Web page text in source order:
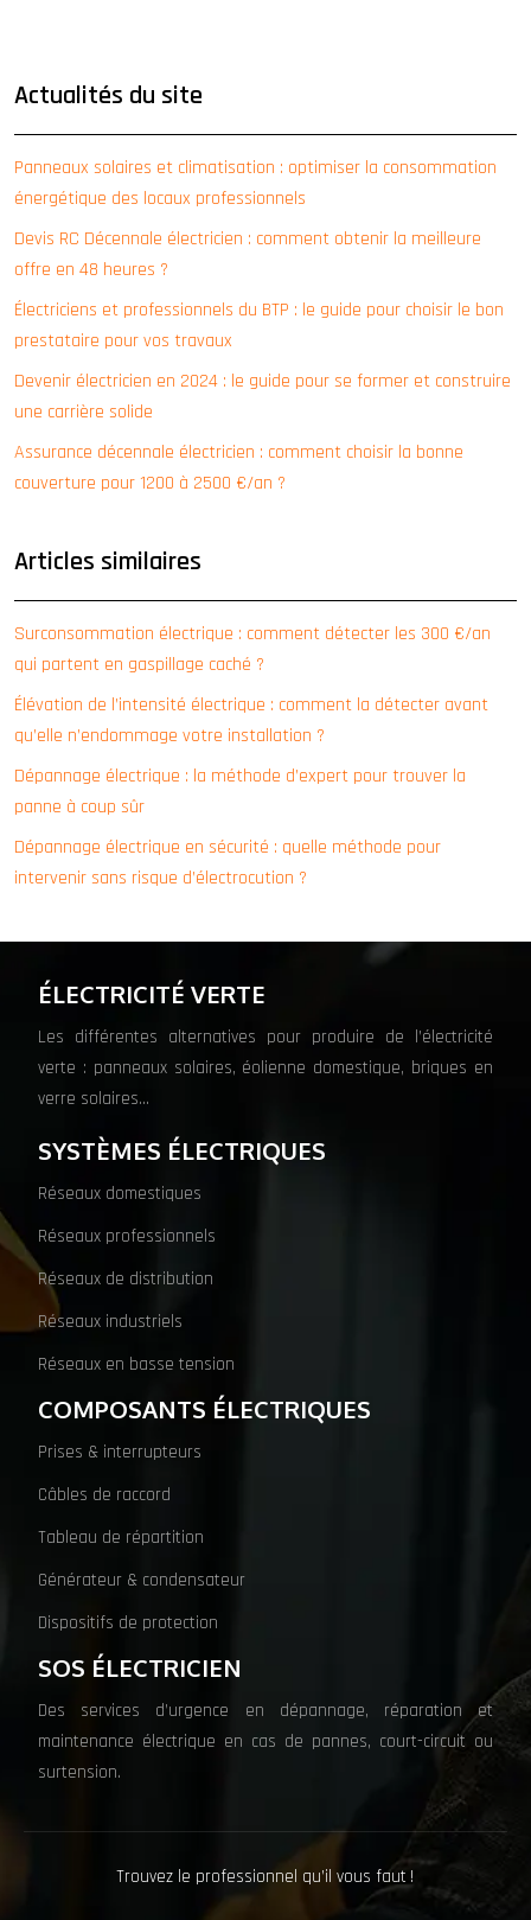
Actualités du site
Panneaux solaires et climatisation : optimiser la consommation
énergétique des locaux professionnels
Devis RC Décennale électricien : comment obtenir la meilleure
offre en 48 heures ?
Électriciens et professionnels du BTP : le guide pour choisir le bon
prestataire pour vos travaux
Devenir électricien en 2024 : le guide pour se former et construire
une carrière solide
Assurance décennale électricien : comment choisir la bonne
couverture pour 1200 à 2500 €/an ?
Articles similaires
Surconsommation électrique : comment détecter les 300 €/an
qui partent en gaspillage caché ?
Élévation de l’intensité électrique : comment la détecter avant
qu’elle n’endommage votre installation ?
Dépannage électrique : la méthode d’expert pour trouver la
panne à coup sûr
Dépannage électrique en sécurité : quelle méthode pour
intervenir sans risque d’électrocution ?
ÉLECTRICITÉ VERTE
Les différentes alternatives pour produire de l’électricité
verte : panneaux solaires, éolienne domestique, briques en
verre solaires…
SYSTÈMES ÉLECTRIQUES
Réseaux domestiques
Réseaux professionnels
Réseaux de distribution
Réseaux industriels
Réseaux en basse tension
COMPOSANTS ÉLECTRIQUES
Prises & interrupteurs
Câbles de raccord
Tableau de répartition
Générateur & condensateur
Dispositifs de protection
SOS ÉLECTRICIEN
Des services d’urgence en dépannage, réparation et
maintenance électrique en cas de pannes, court-circuit ou
surtension.
Trouvez le professionnel qu’il vous faut !